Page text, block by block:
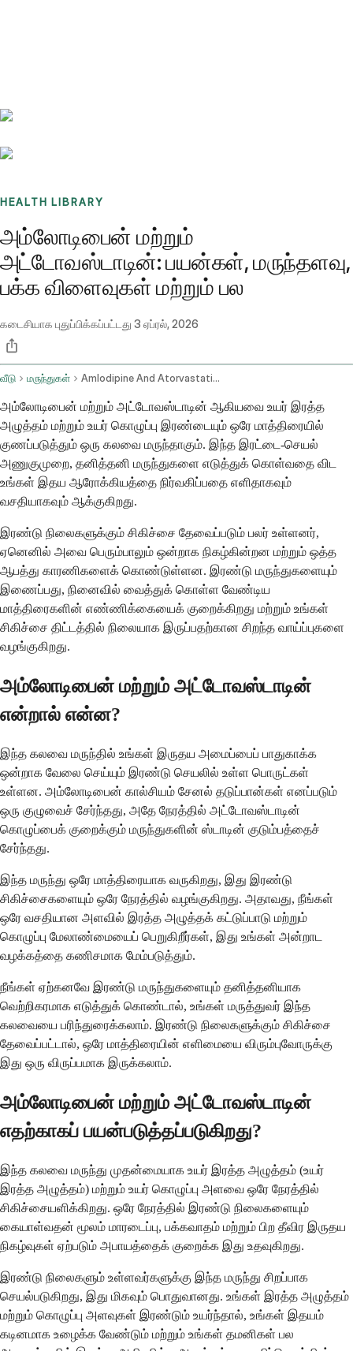
HEALTH LIBRARY
அம்லோடிபைன் மற்றும்
அட்டோவஸ்டாடின்: பயன்கள், மருந்தளவு,
பக்க விளைவுகள் மற்றும் பல
கடைசியாக புதுப்பிக்கப்பட்டது 3 ஏப்ரல், 2026
வீடு மருந்துகள் Amlodipine And Atorvastatin Oral Route
அம்லோடிபைன் மற்றும் அட்டோவஸ்டாடின் ஆகியவை உயர் இரத்த
அழுத்தம் மற்றும் உயர் கொழுப்பு இரண்டையும் ஒரே மாத்திரையில்
குணப்படுத்தும் ஒரு கலவை மருந்தாகும். இந்த இரட்டை-செயல்
அணுகுமுறை, தனித்தனி மருந்துகளை எடுத்துக் கொள்வதை விட
உங்கள் இதய ஆரோக்கியத்தை நிர்வகிப்பதை எளிதாகவும்
வசதியாகவும் ஆக்குகிறது.
இரண்டு நிலைகளுக்கும் சிகிச்சை தேவைப்படும் பலர் உள்ளனர்,
ஏனெனில் அவை பெரும்பாலும் ஒன்றாக நிகழ்கின்றன மற்றும் ஒத்த
ஆபத்து காரணிகளைக் கொண்டுள்ளன. இரண்டு மருந்துகளையும்
இணைப்பது, நினைவில் வைத்துக் கொள்ள வேண்டிய
மாத்திரைகளின் எண்ணிக்கையைக் குறைக்கிறது மற்றும் உங்கள்
சிகிச்சை திட்டத்தில் நிலையாக இருப்பதற்கான சிறந்த வாய்ப்புகளை
வழங்குகிறது.
அம்லோடிபைன் மற்றும் அட்டோவஸ்டாடின்
என்றால் என்ன?
இந்த கலவை மருந்தில் உங்கள் இருதய அமைப்பைப் பாதுகாக்க
ஒன்றாக வேலை செய்யும் இரண்டு செயலில் உள்ள பொருட்கள்
உள்ளன. அம்லோடிபைன் கால்சியம் சேனல் தடுப்பான்கள் எனப்படும்
ஒரு குழுவைச் சேர்ந்தது, அதே நேரத்தில் அட்டோவஸ்டாடின்
கொழுப்பைக் குறைக்கும் மருந்துகளின் ஸ்டாடின் குடும்பத்தைச்
சேர்ந்தது.
இந்த மருந்து ஒரே மாத்திரையாக வருகிறது, இது இரண்டு
சிகிச்சைகளையும் ஒரே நேரத்தில் வழங்குகிறது. அதாவது, நீங்கள்
ஒரே வசதியான அளவில் இரத்த அழுத்தக் கட்டுப்பாடு மற்றும்
கொழுப்பு மேலாண்மையைப் பெறுகிறீர்கள், இது உங்கள் அன்றாட
வழக்கத்தை கணிசமாக மேம்படுத்தும்.
நீங்கள் ஏற்கனவே இரண்டு மருந்துகளையும் தனித்தனியாக
வெற்றிகரமாக எடுத்துக் கொண்டால், உங்கள் மருத்துவர் இந்த
கலவையை பரிந்துரைக்கலாம். இரண்டு நிலைகளுக்கும் சிகிச்சை
தேவைப்பட்டால், ஒரே மாத்திரையின் எளிமையை விரும்புவோருக்கு
இது ஒரு விருப்பமாக இருக்கலாம்.
அம்லோடிபைன் மற்றும் அட்டோவஸ்டாடின்
எதற்காகப் பயன்படுத்தப்படுகிறது?
இந்த கலவை மருந்து முதன்மையாக உயர் இரத்த அழுத்தம் (உயர்
இரத்த அழுத்தம்) மற்றும் உயர் கொழுப்பு அளவை ஒரே நேரத்தில்
சிகிச்சையளிக்கிறது. ஒரே நேரத்தில் இரண்டு நிலைகளையும்
கையாள்வதன் மூலம் மாரடைப்பு, பக்கவாதம் மற்றும் பிற தீவிர இருதய
நிகழ்வுகள் ஏற்படும் அபாயத்தைக் குறைக்க இது உதவுகிறது.
இரண்டு நிலைகளும் உள்ளவர்களுக்கு இந்த மருந்து சிறப்பாக
செயல்படுகிறது, இது மிகவும் பொதுவானது. உங்கள் இரத்த அழுத்தம்
மற்றும் கொழுப்பு அளவுகள் இரண்டும் உயர்ந்தால், உங்கள் இதயம்
கடினமாக உழைக்க வேண்டும் மற்றும் உங்கள் தமனிகள் பல